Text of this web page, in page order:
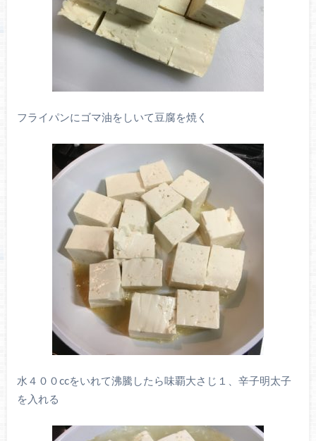
フライパンにゴマ油をしいて豆腐を焼く
水４００ccをいれて沸騰したら味覇大さじ１、辛子明太子
を入れる